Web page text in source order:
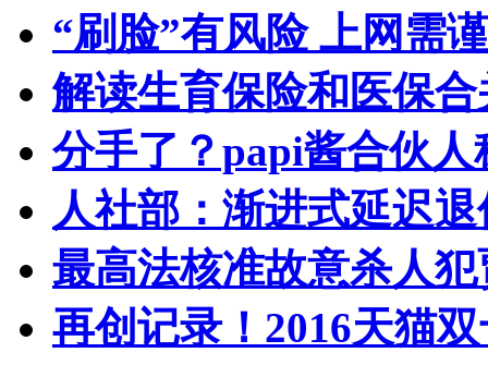
“刷脸”有风险 上网需
解读生育保险和医保
分手了？papi酱合伙
人社部：渐进式延迟
最高法核准故意杀人
再创记录！2016天猫